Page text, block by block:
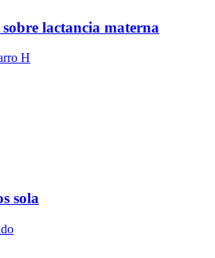
lactancia materna
H
sola